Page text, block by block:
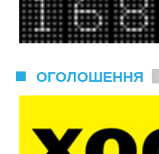
ОГОЛОШЕННЯ